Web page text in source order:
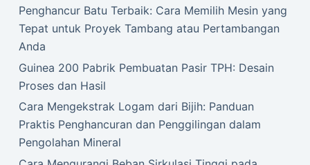
Penghancur Batu Terbaik: Cara Memilih Mesin yang
Tepat untuk Proyek Tambang atau Pertambangan
Anda
Guinea 200 Pabrik Pembuatan Pasir TPH: Desain
Proses dan Hasil
Cara Mengekstrak Logam dari Bijih: Panduan
Praktis Penghancuran dan Penggilingan dalam
Pengolahan Mineral